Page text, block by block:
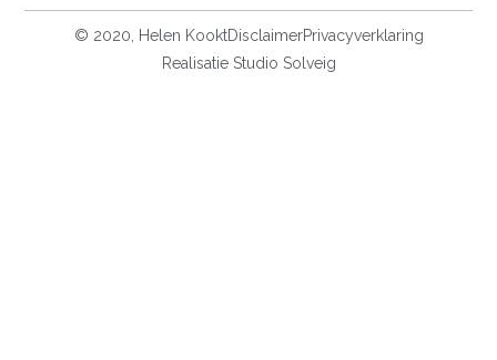
© 2020, Helen KooktDisclaimerPrivacyverklaring
Realisatie Studio Solveig